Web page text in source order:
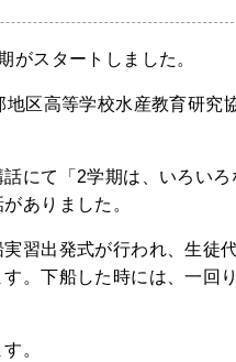
がスタートしました。
区高等学校水産教育研
にて「2学期は、いろい
ありました。
習出発式が行われ、生徒
。下船した時には、一回
。